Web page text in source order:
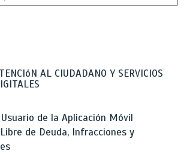
AL CIUDADANO Y SERVICIOS
de la Aplicación Móvil
de Deuda, Infracciones y